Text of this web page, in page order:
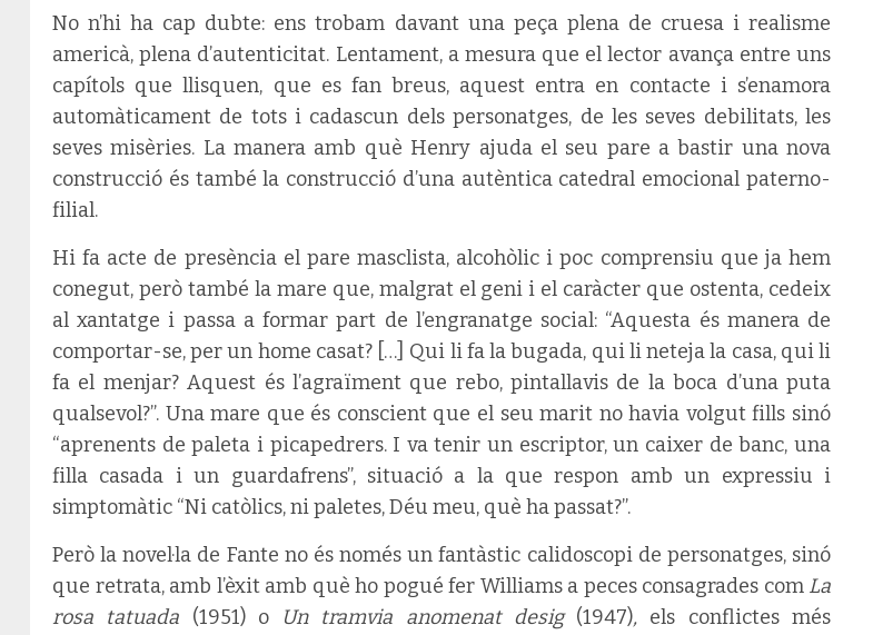
No n’hi ha cap dubte: ens trobam davant una peça plena de cruesa i realisme
americà, plena d’autenticitat. Lentament, a mesura que el lector avança entre uns
capítols que llisquen, que es fan breus, aquest entra en contacte i s’enamora
automàticament de tots i cadascun dels personatges, de les seves debilitats, les
seves misèries. La manera amb què Henry ajuda el seu pare a bastir una nova
construcció és també la construcció d’una autèntica catedral emocional paterno-
filial.
Hi fa acte de presència el pare masclista, alcohòlic i poc comprensiu que ja hem
conegut, però també la mare que, malgrat el geni i el caràcter que ostenta, cedeix
al xantatge i passa a formar part de l’engranatge social: “Aquesta és manera de
comportar-se, per un home casat? […] Qui li fa la bugada, qui li neteja la casa, qui li
fa el menjar? Aquest és l’agraïment que rebo, pintallavis de la boca d’una puta
qualsevol?”. Una mare que és conscient que el seu marit no havia volgut fills sinó
“aprenents de paleta i picapedrers. I va tenir un escriptor, un caixer de banc, una
filla casada i un guardafrens”, situació a la que respon amb un expressiu i
simptomàtic “Ni catòlics, ni paletes, Déu meu, què ha passat?”.
Però la novel·la de Fante no és només un fantàstic calidoscopi de personatges, sinó
que retrata, amb l’èxit amb què ho pogué fer Williams a peces consagrades com La
rosa tatuada (1951) o Un tramvia anomenat desig (1947), els conflictes més